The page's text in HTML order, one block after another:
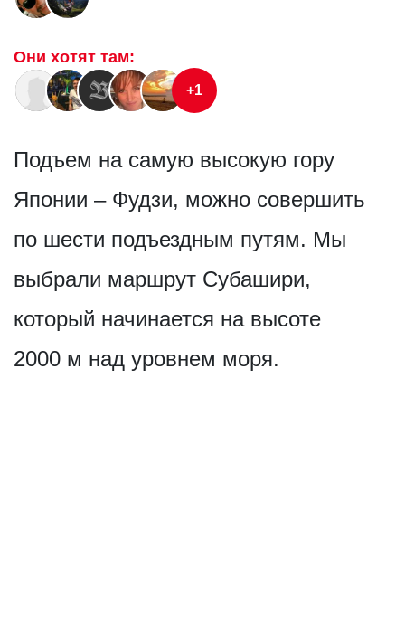
Они хотят там:
+1
Подъем на самую высокую гору
Японии – Фудзи, можно совершить
по шести подъездным путям. Мы
выбрали маршрут Субашири,
который начинается на высоте
2000 м над уровнем моря.